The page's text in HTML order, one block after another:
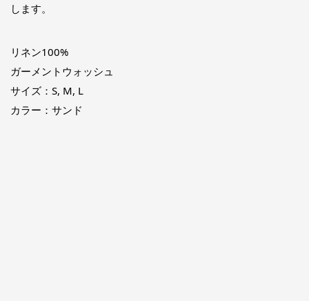
します。
リネン100%
ガーメントウォッシュ
サイズ：S, M, L
カラー：サンド